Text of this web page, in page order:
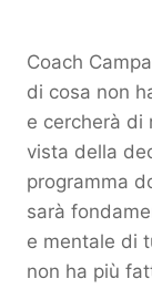
Coach
di cosa non
e cercherà di
vista della
programma
sarà
e mentale di
non ha più